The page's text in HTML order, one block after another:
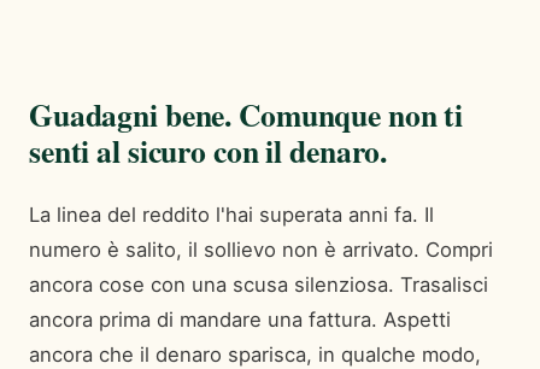
Guadagni bene. Comunque non ti
senti al sicuro con il denaro.
La linea del reddito l'hai superata anni fa. Il
numero è salito, il sollievo non è arrivato. Compri
ancora cose con una scusa silenziosa. Trasalisci
ancora prima di mandare una fattura. Aspetti
ancora che il denaro sparisca, in qualche modo,